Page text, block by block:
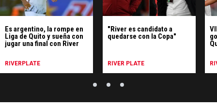
Es argentino, la rompe en
Liga de Quito y sueña con
jugar una final con River
RIVERPLATE
"River es candidato a
quedarse con la Copa"
RIVER PLATE